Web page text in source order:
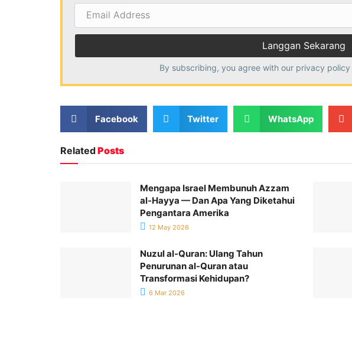
Email
Address
By subscribing, you agree with our privacy policy
Facebook Twitter WhatsApp
RelatedPosts
Mengapa Israel Membunuh Azzam
al-Hayya — Dan Apa Yang Diketahui
Pengantara Amerika
12 May 2026
Nuzul al-Quran: Ulang Tahun
Penurunan al-Quran atau
Transformasi Kehidupan?
6 Mar 2026